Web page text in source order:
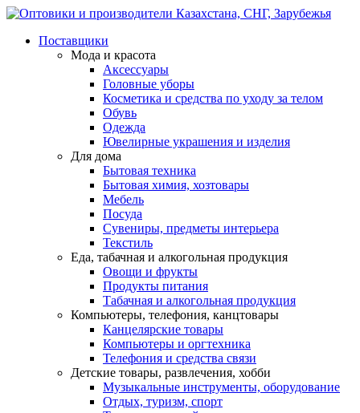
Поставщики
Мода и красота
Аксессуары
Головные уборы
Косметика и средства по уходу за телом
Обувь
Одежда
Ювелирные украшения и изделия
Для дома
Бытовая техника
Бытовая химия, хозтовары
Мебель
Посуда
Сувениры, предметы интерьера
Текстиль
Еда, табачная и алкогольная продукция
Овощи и фрукты
Продукты питания
Табачная и алкогольная продукция
Компьютеры, телефония, канцтовары
Канцелярские товары
Компьютеры и оргтехника
Телефония и средства связи
Детские товары, развлечения, хобби
Музыкальные инструменты, оборудование
Отдых, туризм, спорт